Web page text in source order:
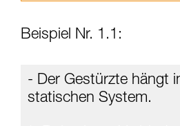
aufmerksam durch, bevor
der Gebrauchsanweisung
Informationen richtig
Die Beherrschung dieser
Beispiel Nr. 1.1:
- Der Gestürzte hängt
statischen System.